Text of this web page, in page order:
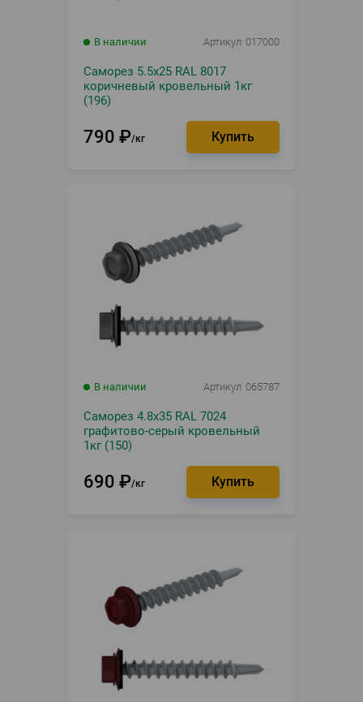
В наличии Артикул 017000
Саморез 5.5х25 RAL 8017
коричневый кровельный 1кг
(196)
790 ₽ кг
В наличии Артикул 065787
Саморез 4.8х35 RAL 7024
графитово-серый кровельный
1кг (150)
690 ₽ кг